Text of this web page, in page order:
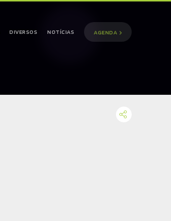
DIVERSOS NOTÍCIAS AGENDA